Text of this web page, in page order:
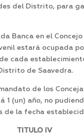
del Distrito, para
Banca en el Concejo
estará ocupada
cada
de Saavedra.
de los
1 (un) año, no
de la fecha
TITULO IV